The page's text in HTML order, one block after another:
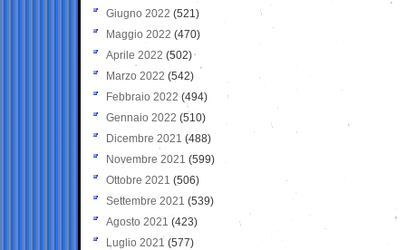
Giugno 2022 (521)
Maggio 2022 (470)
Aprile 2022 (502)
Marzo 2022 (542)
Febbraio 2022 (494)
Gennaio 2022 (510)
Dicembre 2021 (488)
Novembre 2021 (599)
Ottobre 2021 (506)
Settembre 2021 (539)
Agosto 2021 (423)
Luglio 2021 (577)